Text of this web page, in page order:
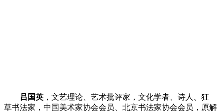
吕国英 ，文艺理论、艺术批评家，文化学者、诗人、狂
草书法家，中国美术家协会会员、北京书法家协会会员，原解